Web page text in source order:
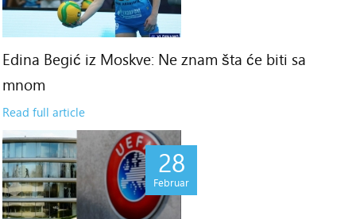
Edina Begić iz Moskve: Ne znam šta će biti sa
mnom
Read full article
28
Februar